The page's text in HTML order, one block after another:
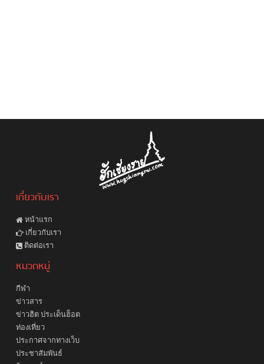
เกี่ยวกับเรา
หน้าแรก
เกี่ยวกับเรา
ติดต่อเรา
หมวดหมู่
กีฬา
ข่าวสาร
ข่าวฮิต ประเด็นฮ็อต
ท่องเที่ยว
ประกาศจากทางเว็บ
ประชาสัมพันธ์